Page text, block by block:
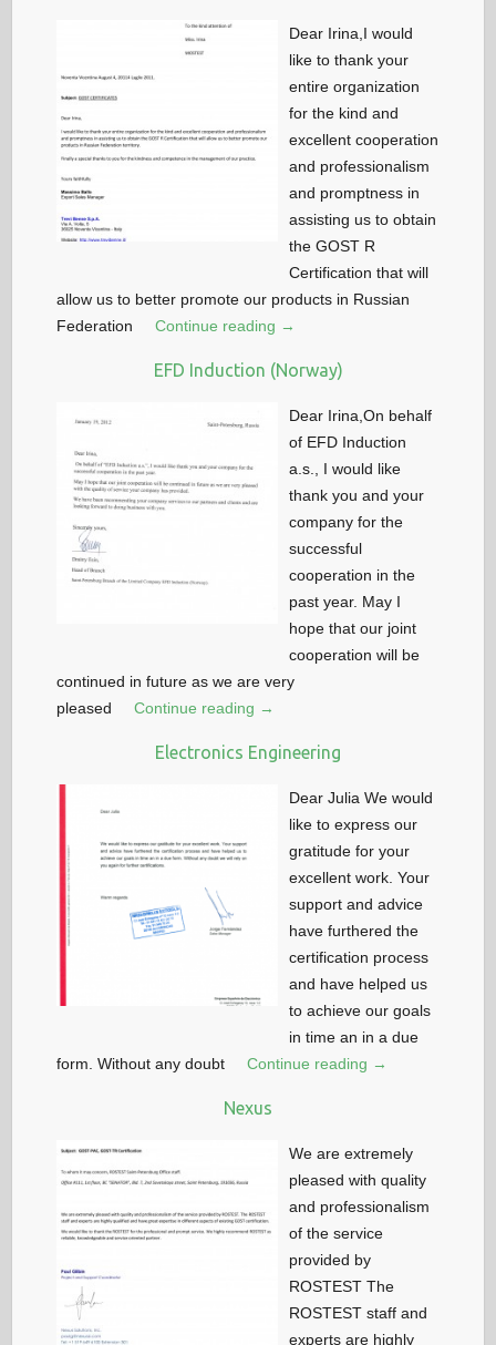
Dear Irina,I would
like to thank your
entire organization
for the kind and
excellent cooperation
and professionalism
and promptness in
assisting us to obtain
the GOST R
Certification that will
allow us to better promote our products in Russian
Federation
Continue reading →
EFD Induction (Norway)
Dear Irina,On behalf
of EFD Induction
a.s., I would like
thank you and your
company for the
successful
cooperation in the
past year. May I
hope that our joint
cooperation will be
continued in future as we are very
pleased
Continue reading →
Electronics Engineering
Dear Julia We would
like to express our
gratitude for your
excellent work. Your
support and advice
have furthered the
certification process
and have helped us
to achieve our goals
in time an in a due
form. Without any doubt
Continue reading →
Nexus
We are extremely
pleased with quality
and professionalism
of the service
provided by
ROSTEST The
ROSTEST staff and
experts are highly